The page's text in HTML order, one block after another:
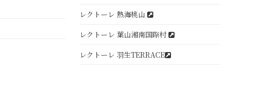
レクトーレ 熱海桃山
レクトーレ 葉山湘南国際村
レクトーレ 羽生TERRACE